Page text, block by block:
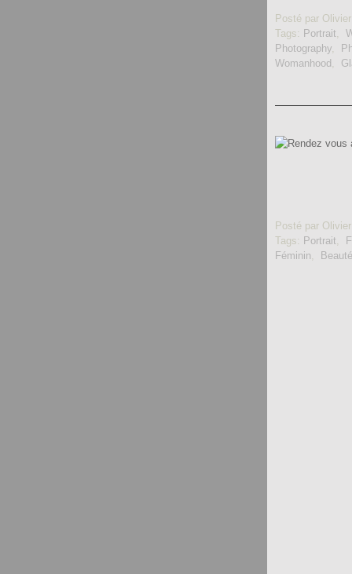
Posté par
Tags: Portrait,
Photography,
Womanhood ,
Posté par
Tags: Portrait,
Féminin, Beauté